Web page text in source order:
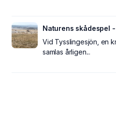
Naturens skådespel
Vid Tysslingesjön, en
samlas årligen...